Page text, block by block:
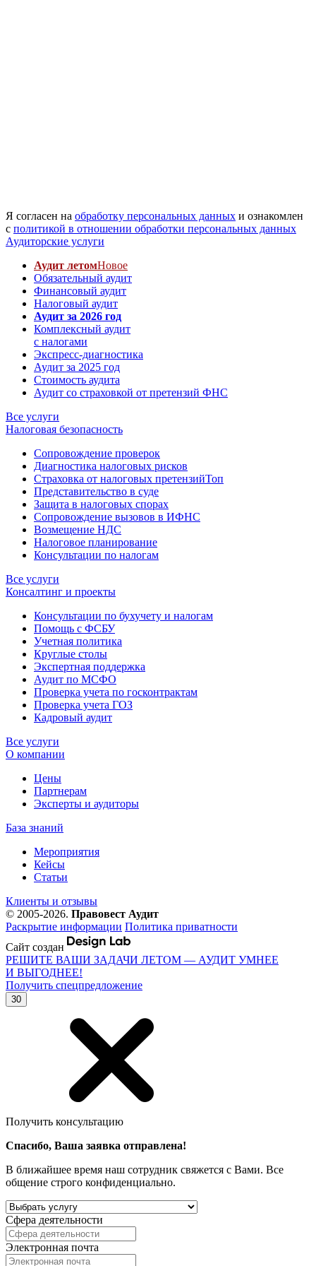
Я согласен на обработку персональных данных и ознакомлен
с политикой в отношении обработки персональных данных
Аудиторские услуги
Аудит летомНовое
Обязательный аудит
Финансовый аудит
Налоговый аудит
Аудит за 2026 год
Комплексный аудит
с налогами
Экспресс-диагностика
Аудит за 2025 год
Стоимость аудита
Аудит со страховкой от претензий ФНС
Все услуги
Налоговая безопасность
Сопровождение проверок
Диагностика налоговых рисков
Страховка от налоговых претензийТоп
Представительство в суде
Защита в налоговых спорах
Сопровождение вызовов в ИФНС
Возмещение НДС
Налоговое планирование
Консультации по налогам
Все услуги
Консалтинг и проекты
Консультации по бухучету и налогам
Помощь с ФСБУ
Учетная политика
Круглые столы
Экспертная поддержка
Аудит по МСФО
Проверка учета по госконтрактам
Проверка учета ГОЗ
Кадровый аудит
Все услуги
О компании
Цены
Партнерам
Эксперты и аудиторы
База знаний
Мероприятия
Кейсы
Статьи
Клиенты и отзывы
© 2005-2026. Правовест Аудит
Раскрытие информации Политика приватности
Сайт создан
РЕШИТЕ ВАШИ ЗАДАЧИ ЛЕТОМ — АУДИТ УМНЕЕ
И ВЫГОДНЕЕ!
Получить спецпредложение
30
Получить консультацию
Спасибо, Ваша заявка отправлена!
В ближайшее время наш сотрудник свяжется с Вами. Все
общение строго конфиденциально.
Сфера деятельности
Электронная почта